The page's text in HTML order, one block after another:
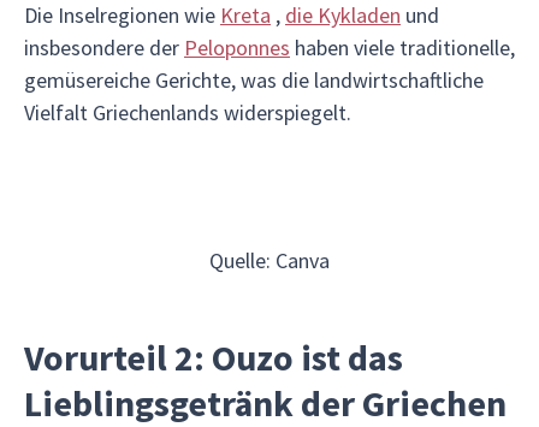
Die Inselregionen wie Kreta , die Kykladen und
insbesondere der Peloponnes haben viele traditionelle,
gemüsereiche Gerichte, was die landwirtschaftliche
Vielfalt Griechenlands widerspiegelt.
Quelle: Canva
Vorurteil 2: Ouzo ist das
Lieblingsgetränk der Griechen